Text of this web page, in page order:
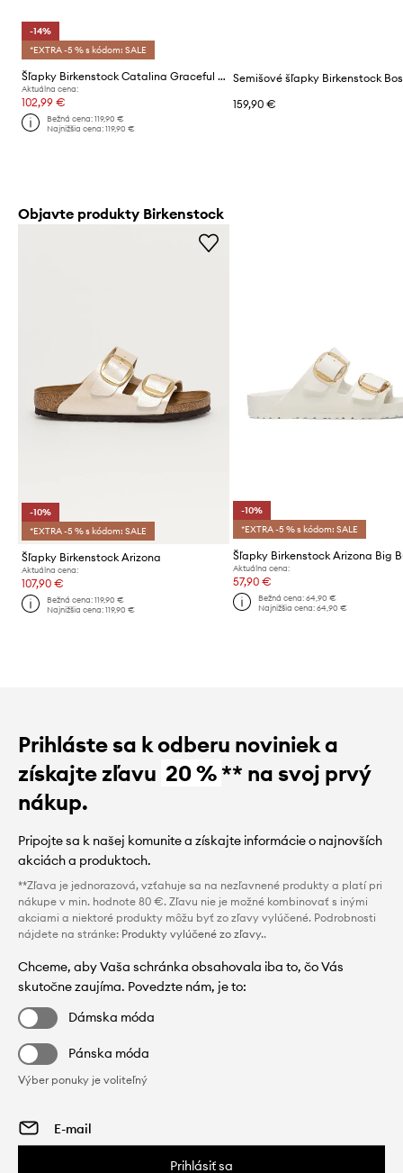
-14%
*EXTRA -5 % s kódom: SALE
Šľapky Birkenstock Catalina Graceful Cushion Buckle
Aktuálna cena:
102,99 €
Bežná cena:119,90 €
Najnižšia cena:119,90 €
159,90 €
Objavte produkty Birkenstock
-10%
*EXTRA -5 % s kódom: SALE
Šľapky Birkenstock Arizona
Aktuálna cena:
107,90 €
Bežná cena:119,90 €
Najnižšia cena:119,90 €
-10%
*EXTRA -5 % s kódom: SALE
Aktuálna cena:
57,90 €
Bežná cena: 64,90 €
Najnižšia cena: 64,90 €
Prihláste sa k odberu noviniek a
získajte zľavu 20 %** na svoj prvý
nákup.
Pripojte sa k našej komunite a získajte informácie o najnovších
akciách a produktoch.
**Zľava je jednorazová, vzťahuje sa na nezľavnené produkty a platí pri
nákupe v min. hodnote 80 €. Zľavu nie je možné kombinovať s inými
akciami a niektoré produkty môžu byť zo zľavy vylúčené. Podrobnosti
nájdete na stránke: Produkty vylúčené zo zľavy..
Chceme, aby Vaša schránka obsahovala iba to, čo Vás
skutočne zaujíma. Povedzte nám, je to:
Dámska móda
Pánska móda
Výber ponuky je voliteľný
Prihlásiť sa